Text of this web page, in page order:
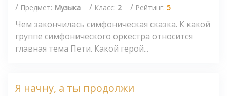
/ Предмет: Музыка / Класс: 2 / Рейтинг: 5
Чем закончилась симфоническая сказка. К какой
группе симфонического оркестра относится
главная тема Пети. Какой герой...
Я начну, а ты продолжи